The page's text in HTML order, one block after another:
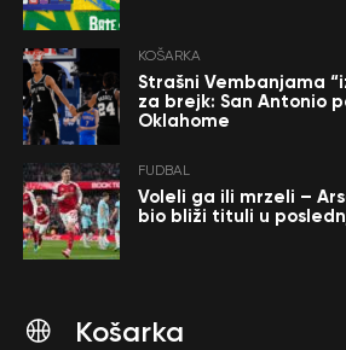
KOŠARKA
Strašni Vembanjama
za brejk: San Antonio
Oklahome
FUDBAL
Voleli ga ili mrzeli –
bio bliži tituli u
Košarka